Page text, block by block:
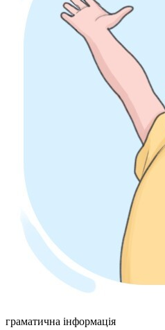
граматична інформація